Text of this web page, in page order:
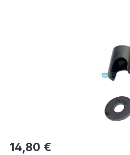
Regulärer Preis:
14,80 €